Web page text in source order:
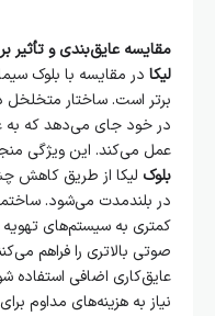
مقایسه عایق‌بندی و تأثیر
لیکا در مقایسه با بلوک
برتر است. ساختار متخلخل
در خود جای می‌دهد که به
عمل می‌کند. این ویژگی
بلوک لیکا از طریق کاهش
در بلندمدت می‌شود.
کمتری به سیستم‌های
صوتی بالاتری را فراهم
عایق‌کاری اضافی استفاده
نیاز به هزینه‌های مداوم